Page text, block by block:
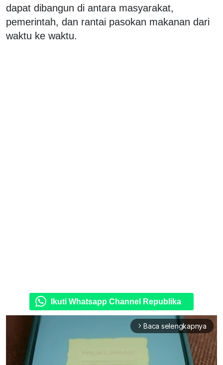
dapat dibangun di antara masyarakat,
pemerintah, dan rantai pasokan makanan dari
waktu ke waktu.
Ikuti Whatsapp Channel Republika
arrow_forward_ios Baca selengkapnya